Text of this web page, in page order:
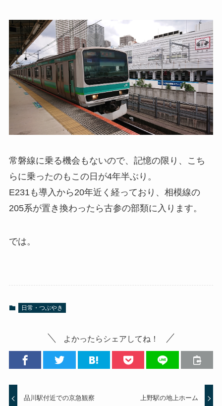
常磐線に乗る機会もないので、記憶の限り、こち
らに乗ったのもこの日が4年半ぶり。
E231も導入から20年近く経っており、相模線の
205系が置き換わったら古参の部類に入ります。
では。
日常・つぶやき
よかったらシェアしてね！
品川駅付近での京急観察 上野駅の地上ホーム